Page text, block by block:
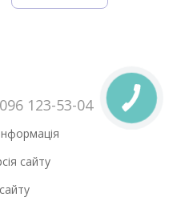
096 123-53-04
сайту